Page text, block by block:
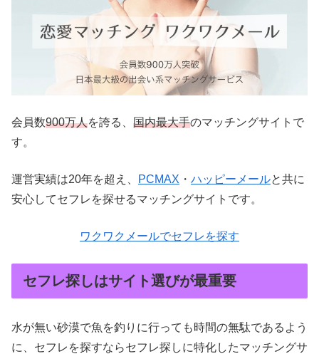
会員数900万人を誇る、 国内最大手のマッチングサイトで
す。
運営実績は20年を超え、 PCMAX ・ ハッピーメールと共に
安心してセフレを探せるマッチングサイトです。
ワクワクメールでセフレを探す
セフレ探しはサイト選びが最重要
水が無い砂漠で魚を釣りに行っても時間の無駄であるよう
に、セフレを探すならセフレ探しに特化したマッチングサ